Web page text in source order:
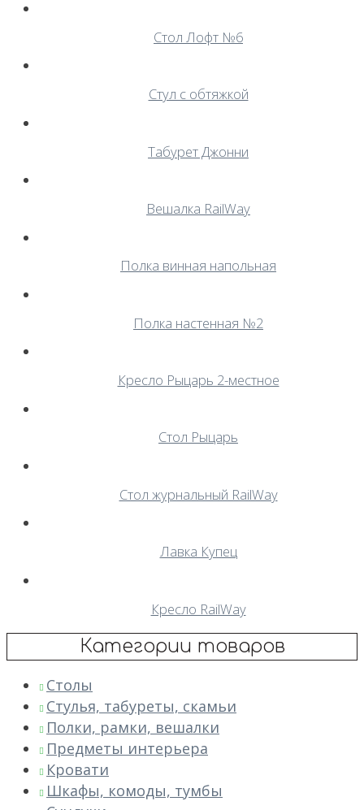
Стол Лофт №6
Стул с обтяжкой
Табурет Джонни
Вешалка RailWay
Полка винная напольная
Полка настенная №2
Кресло Рыцарь 2-местное
Стол Рыцарь
Стол журнальный RailWay
Лавка Купец
Кресло RailWay
Категории товаров
Столы
Стулья, табуреты, скамьи
Полки, рамки, вешалки
Предметы интерьера
Кровати
Шкафы, комоды, тумбы